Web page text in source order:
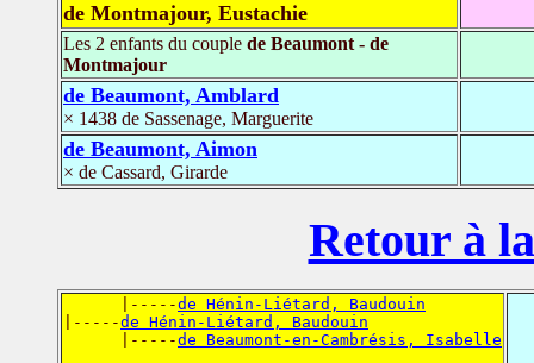
de Montmajour, Eustachie
Les 2 enfants du couple de Beaumont - de
Montmajour
de Beaumont, Amblard
× 1438 de Sassenage, Marguerite
de Beaumont, Aimon
× de Cassard, Girarde
Retour à
      |-----
de Hénin-Liétard, Baudouin
|-----de Hénin-Liétard, Baudouin
      |-----
de Beaumont-en-Cambrésis, Isabelle